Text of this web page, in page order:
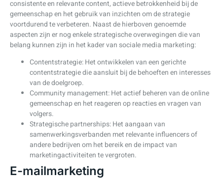
consistente en relevante content, actieve betrokkenheid bij de
gemeenschap en het gebruik van inzichten om de strategie
voortdurend te verbeteren. Naast de hierboven genoemde
aspecten zijn er nog enkele strategische overwegingen die van
belang kunnen zijn in het kader van sociale media marketing:
Contentstrategie: Het ontwikkelen van een gerichte
contentstrategie die aansluit bij de behoeften en interesses
van de doelgroep.
Community management: Het actief beheren van de online
gemeenschap en het reageren op reacties en vragen van
volgers.
Strategische partnerships: Het aangaan van
samenwerkingsverbanden met relevante influencers of
andere bedrijven om het bereik en de impact van
marketingactiviteiten te vergroten.
E-mailmarketing